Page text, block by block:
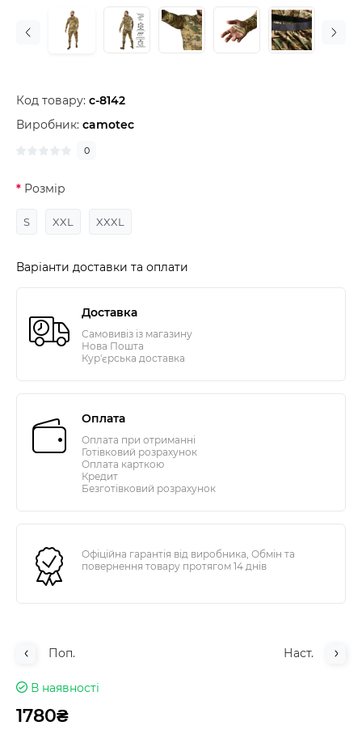
Код товару: c-8142
Виробник: camotec
0
Розмір
S XXL XXXL
Варіанти доставки та оплати
Доставка
Самовивіз із магазину
Нова Пошта
Кур'єрська доставка
Оплата
Оплата при отриманні
Готівковий розрахунок
Оплата карткою
Кредит
Безготівковий розрахунок
Офіційна гарантія від виробника, Обмін та
повернення товару протягом 14 днів
Поп. Наст.
В наявності
1780₴